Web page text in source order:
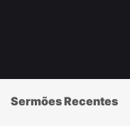
Sermões Recentes